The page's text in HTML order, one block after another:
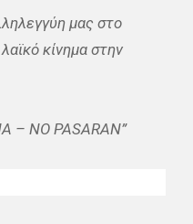
μας στο
κίνημα στην
– ΝΟ ΡΑSARAN”